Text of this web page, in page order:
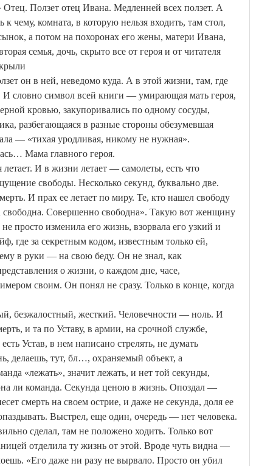
Ползет отец Ивана. Медленней всех ползет. А
чему, комната, в которую нельзя входить, там стол,
а потом на похоронах его жены, матери Ивана,
семья, дочь, скрыто все от героя и от читателя
он в ней, неведомо куда. А в этой жизни, там, где
словно символ всей книги — умирающая мать героя,
кровью, закупоривались по одному сосуды,
разбегающаяся в разные стороны обезумевшая
— «тихая уродливая, никому не нужная».
Мама главного героя.
летает. И в жизни летает — самолеты, есть что
свободы. Несколько секунд, буквально две.
И прах ее летает по миру. Те, кто нашел свободу
Совершенно свободна». Такую вот женщину
не просто изменила его жизнь, взорвала его узкий и
где за секретным кодом, известным только ей,
в руки — на свою беду. Он не знал, как
о жизни, о каждом дне, часе,
своим. Он понял не сразу. Только в конце, когда
безжалостный, жесткий. Человечности — ноль.И
и та по Уставу, в армии, на срочной службе,
Устав, в нем написано стрелять, не думать
делаешь, тут, бл…, охраняемый объект, а
«лежать», значит лежать, и нет той секунды,
ли команда. Секунда ценою в жизнь. Опоздал —
смерть на своем острие, и даже не секунда, доля ее
Выстрел, еще один, очередь — нет человека.
сделал, там не положено ходить. Только вот
отделила ту жизнь от этой. Вроде чуть видна —
«Его даже ни разу не вырвало. Просто он убил